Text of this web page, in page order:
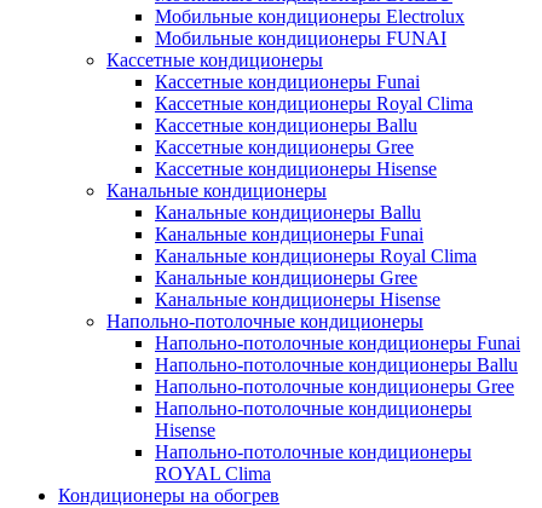
Мобильные кондиционеры Electrolux
Мобильные кондиционеры FUNAI
Кассетные кондиционеры
Кассетные кондиционеры Funai
Кассетные кондиционеры Royal Clima
Кассетные кондиционеры Ballu
Кассетные кондиционеры Gree
Кассетные кондиционеры Hisense
Канальные кондиционеры
Канальные кондиционеры Ballu
Канальные кондиционеры Funai
Канальные кондиционеры Royal Clima
Канальные кондиционеры Gree
Канальные кондиционеры Hisense
Напольно-потолочные кондиционеры
Напольно-потолочные кондиционеры Funai
Напольно-потолочные кондиционеры Ballu
Напольно-потолочные кондиционеры Gree
Напольно-потолочные кондиционеры
Hisense
Напольно-потолочные кондиционеры
ROYAL Clima
Кондиционеры на обогрев